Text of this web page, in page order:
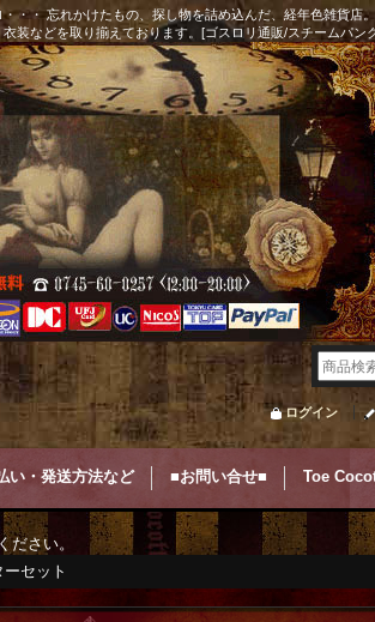
・・ 忘れかけたもの、探し物を詰め込んだ、経年色雑貨店
装などを取り揃えております。[ゴスロリ通販/スチームパン
ログイン
い・発送方法など ■お問い合せ■ Toe
ださい。
セット